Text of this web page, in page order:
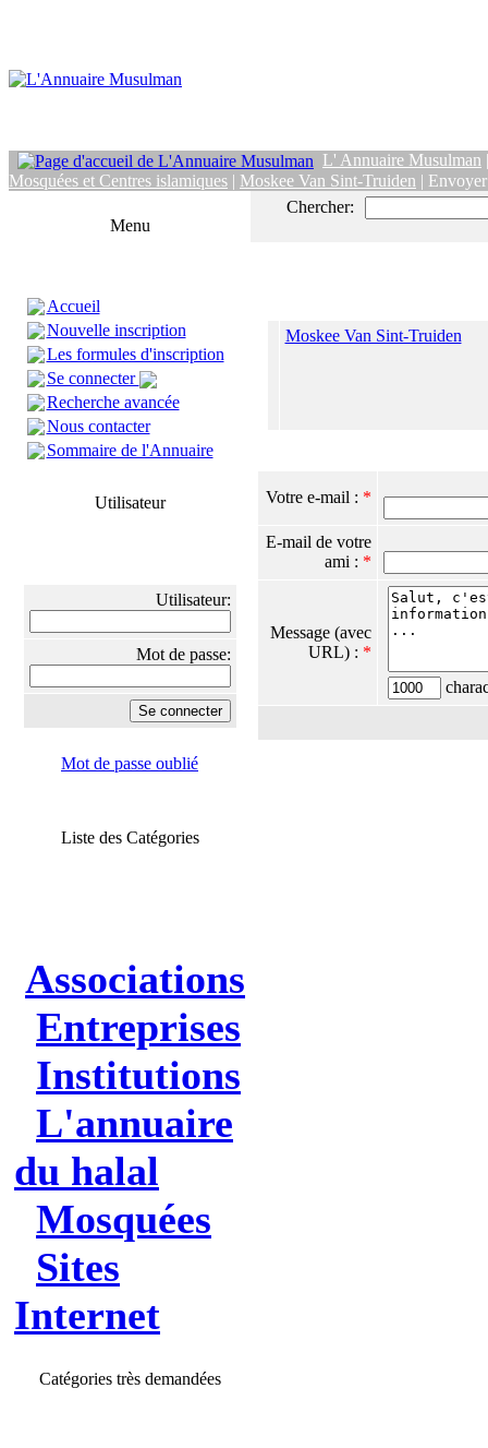
L' Annuaire Musulman
Mosquées et Centres islamiques | Moskee Van Sint-Truiden |
Menu
Accueil
Nouvelle inscription
Les formules d'inscription
Se connecter
Recherche avancée
Nous contacter
Sommaire de l'Annuaire
Utilisateur
Utilisateur:
Mot de passe:
Mot de passe oublié
Liste des Catégories
Associations
Entreprises
Institutions
L'annuaire
du halal
Mosquées
Sites
Internet
Catégories très demandées
Chercher:
Moskee Van Sint-Truiden
Votre e-mail : *
E-mail de votre
ami : *
Message (avec
URL) : *